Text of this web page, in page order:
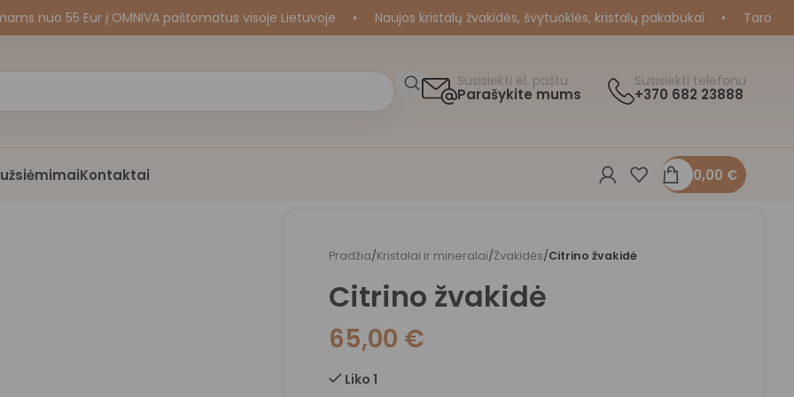
55 Eur į OMNIVA paštomatus visoje Lietuvoje • Naujos kristalų žvakidės, švytuoklės, kristalų pakabukai • Taro ir
Susisiekti el. paštu
Parašykite mums
Susisiekti telefonu
+370 682 23888
Kontaktai 0,00 €
Pradžia/Kristalai ir mineralai/Žvakidės/Citrino žvakidė
Citrino žvakidė
65,00 €
Liko 1